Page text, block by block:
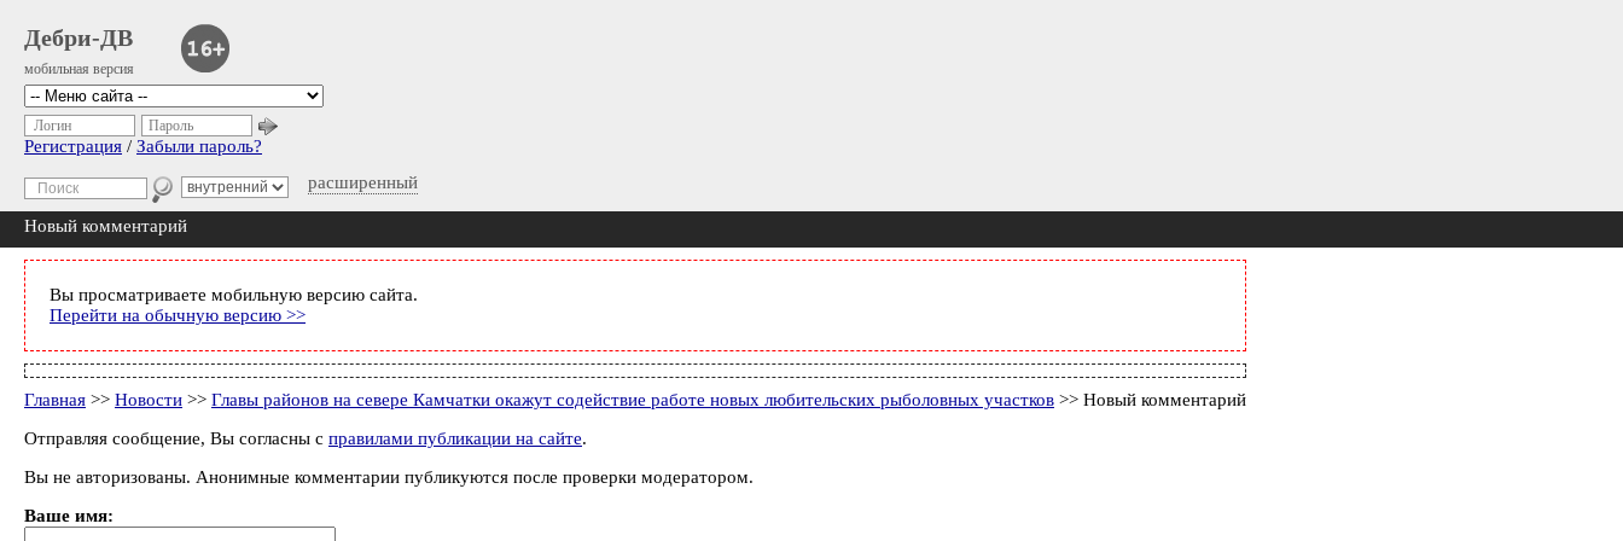
Дебри-ДВ
мобильная версия
расширенный
Логин Пароль
Регистрация / Забыли пароль?
Новый комментарий
Вы просматриваете мобильную версию сайта.
Перейти на обычную версию >>
Главная >> Новости >> Главы районов на севере Камчатки окажут содействие работе новых любительских рыболовных участков >> Новый комментарий
Отправляя сообщение, Вы согласны с правилами публикации на сайте.
Вы не авторизованы. Анонимные комментарии публикуются после проверки модератором.
Ваше имя: